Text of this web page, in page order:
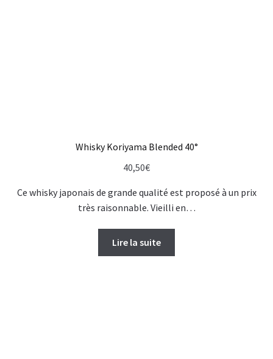
Whisky Koriyama Blended 40°
40,50€
Ce whisky japonais de grande qualité est proposé à un prix
très raisonnable. Vieilli en…
Lire la suite